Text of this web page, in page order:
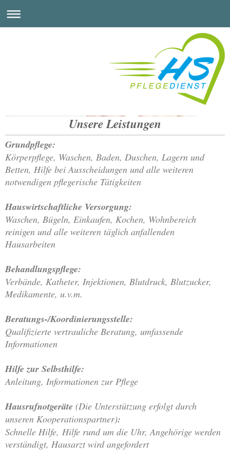
Ambulanter PflegedienstUnsere Leistungen
Grundpflege:
Körperpflege, Waschen, Baden, Duschen, Lagern und
Betten, Hilfe bei Ausscheidungen und alle weiteren
notwendigen pflegerische Tätigkeiten
Hauswirtschaftliche Versorgung:
Waschen, Bügeln, Einkaufen, Kochen, Wohnbereich
reinigen und alle weiteren täglich anfallenden
Hausarbeiten
Behandlungspflege:
Verbände, Katheter, Injektionen, Blutdruck, Blutzucker,
Medikamente, u.v.m.
Beratungs-/Koordinierungsstelle:
Qualifizierte vertrauliche Beratung, umfassende
Informationen
Hilfe zur Selbsthilfe:
Anleitung, Informationen zur Pflege
Hausrufnotgeräte (Die Unterstützung erfolgt durch
unseren Kooperationspartner):
Schnelle Hilfe, Hilfe rund um die Uhr, Angehörige werden
verständigt, Hausarzt wird angefordert